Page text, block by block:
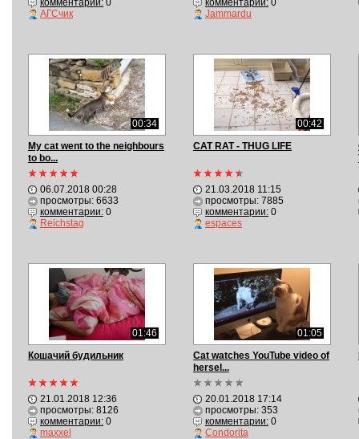
комментарии:0
АГСчик
комментарии:0
Jammardu
00:34
My cat went to the neighbours
to bo...
06.07.2018 00:28
просмотры: 6633
комментарии:0
Reichstag
00:42
CAT RAT - THUG LIFE
21.03.2018 11:15
просмотры: 7885
комментарии:0
espaces
01:46
Кошачий будильник
21.01.2018 12:36
просмотры: 8126
комментарии:0
maxxel
01:05
Cat watches YouTube video of
hersel...
20.01.2018 17:14
просмотры: 353
комментарии:0
Condorita